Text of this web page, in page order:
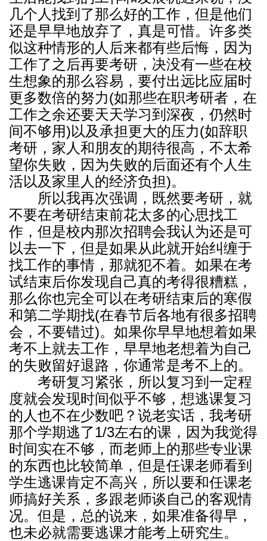
几个人找到了那么好的工作，但是他们
还是早早地放弃了，真是可惜。许多类
似这种情形的人后来都有些后悔，因为
工作了之后再要考研，决没有一些在校
生想象的那么容易，要付出远比应届时
更多数倍的努力(如那些在职考研者，在
工作之余还要天天学习到深夜，仍然时
间不够用)以及承担更大的压力(如辞职
考研，家人和朋友的期待很高，不太希
望你失败，因为失败的后面还有个人生
活以及家里人的经济负担)。
所以我再次强调，既然要考研，就
不要在考研结束前花太多的心思找工
作，但是校内那次招聘会我认为还是可
以去一下，但是如果从此就开始纠缠于
找工作的事情，那就犯不着。如果在考
试结束后你发现自己真的考得很糟糕，
那么你也完全可以在考研结束后的寒假
和第二学期找(在春节后各地有很多招聘
会，不要错过)。如果你早早地想着如果
考不上就去工作，早早地老想着为自己
的失败留好退路，你通常是考不上的。
考研复习紧张，所以复习到一定程
度就会发现时间似乎不够，想逃课复习
的人也不在少数吧？说老实话，我考研
那个学期逃了1/3左右的课，因为我觉得
时间实在不够，而老师上的那些专业课
的东西也比较简单，但是任课老师看到
学生逃课肯定不高兴，所以要和任课老
师搞好关系，多跟老师谈自己的客观情
况。但是，总的说来，如果准备得早，
也未必就需要逃课才能考上研究生。